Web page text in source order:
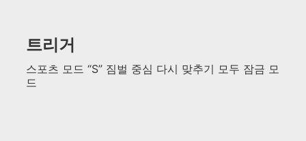
트리거
스포츠 모드 “S” 짐벌 중심 다시 맞추기 모두 잠금 모
드